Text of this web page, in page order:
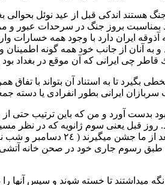
جنگ هستند اندکی قبل از عید نوئل
بمناسبت بروز جنگ در سرحدات
آذوقه ایران دارد با وجود همه
و به آنان از جانب خود همه گونه
قاطر چی ایرانی که آن موقع در بغداد
تا به استناد آن بتواند با تفاق
ایرانی بطور انفرادی یا دسته
بدست آورد و من که باین ترتیب حتی
ژانویه تعیین شد. روز قبل یعنی سوم
قرار میدهند و تمام
طبق رسوم جاری خود در صحن خانه
میداشتند تا خسته شوند و سپس آنها